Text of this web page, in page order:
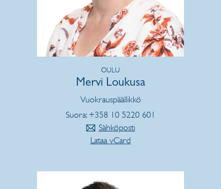
OULU
Mervi Loukusa
Vuokrauspäällikkö
Suora: +358 10 5220 601
Sähköposti
Lataa vCard